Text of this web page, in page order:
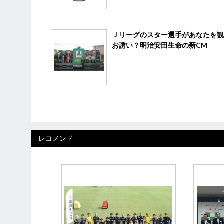
Ｊリーグのスター選手があなたを
お誘い？明治安田生命の新CM
レコメンド